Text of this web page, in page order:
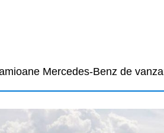
Mercedes-Benz de